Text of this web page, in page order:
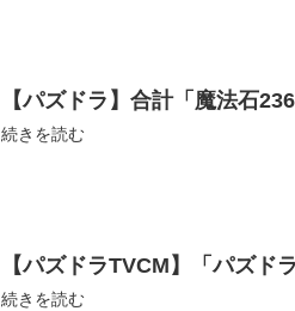
【パズドラ】合計「魔法
続きを読む
【パズドラTVCM】「パズド
続きを読む